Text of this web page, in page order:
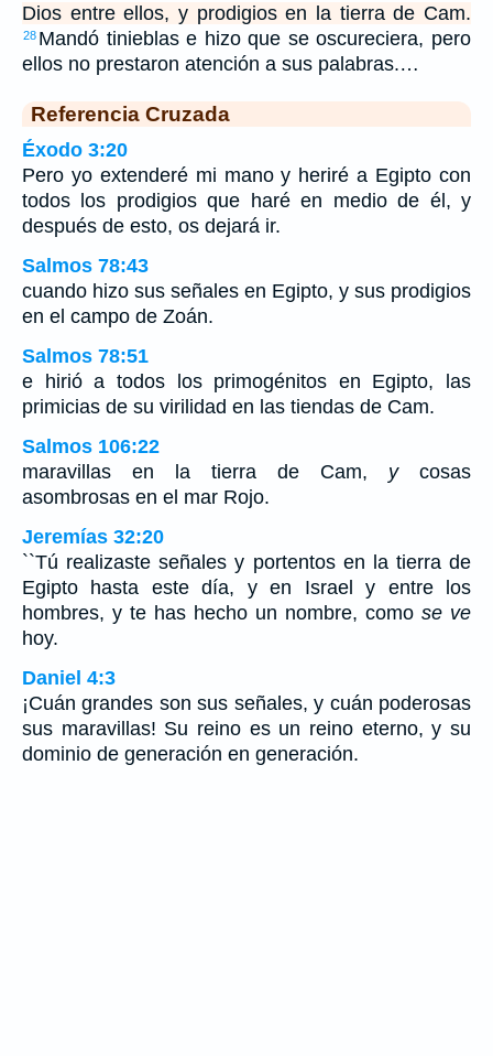
Dios entre ellos, y prodigios en la tierra de Cam.
28 Mandó tinieblas e hizo que se oscureciera, pero
ellos no prestaron atención a sus palabras.…
Referencia Cruzada
Éxodo 3:20
Pero yo extenderé mi mano y heriré a Egipto con
todos los prodigios que haré en medio de él, y
después de esto, os dejará ir.
Salmos 78:43
cuando hizo sus señales en Egipto, y sus prodigios
en el campo de Zoán.
Salmos 78:51
e hirió a todos los primogénitos en Egipto, las
primicias de su virilidad en las tiendas de Cam.
Salmos 106:22
maravillas en la tierra de Cam, ycosas
asombrosas en el mar Rojo.
Jeremías 32:20
``Tú realizaste señales y portentos en la tierra de
Egipto hasta este día, y en Israel y entre los
hombres, y te has hecho un nombre, como se ve
hoy.
Daniel 4:3
¡Cuán grandes son sus señales, y cuán poderosas
sus maravillas! Su reino es un reino eterno, y su
dominio de generación en generación.